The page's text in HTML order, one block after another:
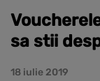
sa stii
18 iulie 2019